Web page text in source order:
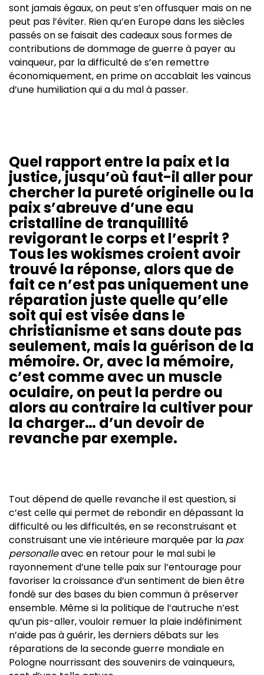
sont jamais égaux, on peut s’en offusquer mais on ne
peut pas l’éviter. Rien qu’en Europe dans les siècles
passés on se faisait des cadeaux sous formes de
contributions de dommage de guerre à payer au
vainqueur, par la difficulté de s’en remettre
économiquement, en prime on accablait les vaincus
d’une humiliation qui a du mal à passer.
Quel rapport entre la paix et la
justice, jusqu’où faut-il aller pour
chercher la pureté originelle ou la
paix s’abreuve d’une eau
cristalline de tranquillité
revigorant le corps et l’esprit ?
Tous les wokismes croient avoir
trouvé la réponse, alors que de
fait ce n’est pas uniquement une
réparation juste quelle qu’elle
soit qui est visée dans le
christianisme et sans doute pas
seulement, mais la guérison de la
mémoire. Or, avec la mémoire,
c’est comme avec un muscle
oculaire, on peut la perdre ou
alors au contraire la cultiver pour
la charger… d’un devoir de
revanche par exemple.
Tout dépend de quelle revanche il est question, si
c’est celle qui permet de rebondir en dépassant la
difficulté ou les difficultés, en se reconstruisant et
construisant une vie intérieure marquée par la pax
personalleavec en retour pour le mal subi le
rayonnement d’une telle paix sur l’entourage pour
favoriser la croissance d’un sentiment de bien être
fondé sur des bases du bien commun à préserver
ensemble. Même si la politique de l’autruche n’est
qu’un pis-aller, vouloir remuer la plaie indéfiniment
n’aide pas à guérir, les derniers débats sur les
réparations de la seconde guerre mondiale en
Pologne nourrissant des souvenirs de vainqueurs,